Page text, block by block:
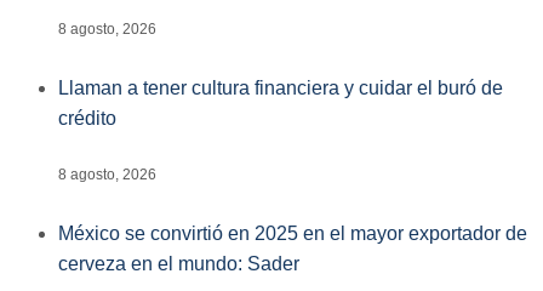
8 agosto, 2026
Llaman a tener cultura financiera y cuidar el buró de
crédito
8 agosto, 2026
México se convirtió en 2025 en el mayor exportador de
cerveza en el mundo: Sader